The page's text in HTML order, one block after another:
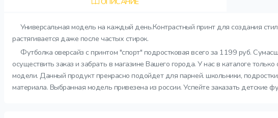
Универсальная модель на каждый день.Контрастный принт для создания
растягивается даже после частых стирок.
Футболка оверсайз с принтом "спорт" подростковая всего за 1199 руб.
осуществить заказ и забрать в магазине Вашего города. У нас в каталоге
модели. Данный продукт прекрасно подойдет для парней. школьники,
материала. Выбранная модель привезена из россии. Успейте заказать детские